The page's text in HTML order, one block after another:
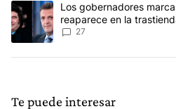
Un artículo de tendencia con el
Los gobernadores
reaparece en la
27